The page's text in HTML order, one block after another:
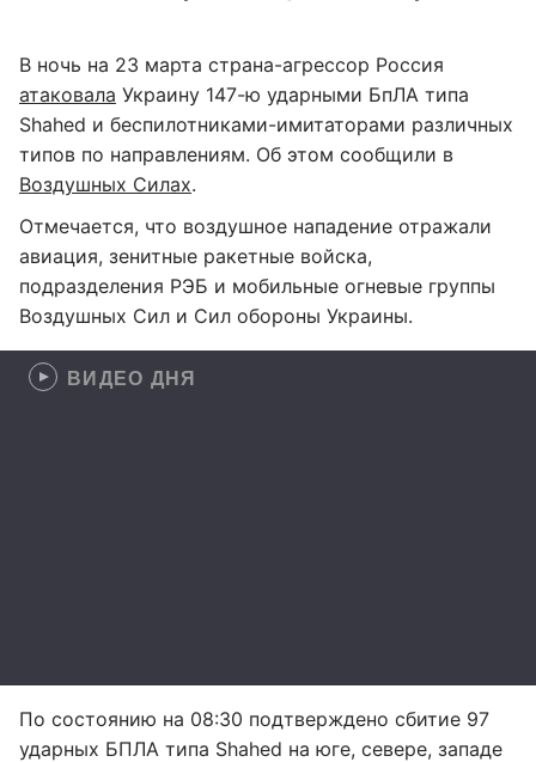
В ночь на 23 марта страна-агрессор Россия
атаковала Украину 147-ю ударными БпЛА типа
Shahed и беспилотниками-имитаторами различных
типов по направлениям. Об этом сообщили в
Воздушных Силах.
Отмечается, что воздушное нападение отражали
авиация, зенитные ракетные войска,
подразделения РЭБ и мобильные огневые группы
Воздушных Сил и Сил обороны Украины.
ВИДЕО ДНЯ
По состоянию на 08:30 подтверждено сбитие 97
ударных БПЛА типа Shahed на юге, севере, западе